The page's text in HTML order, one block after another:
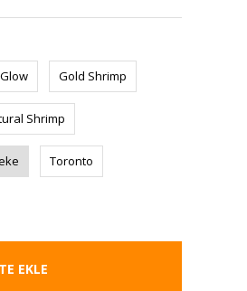
Gold Shrimp
Shrimp
Toronto
EKLE